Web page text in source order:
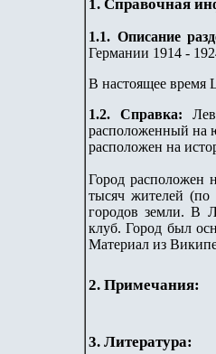
1. Справочная
1.1. Описание
Германии 1914 -
В настоящее время
1.2. Справка:
расположенный на
расположен на
Город расположен
тысяч жителей (по
городов земли. В
клуб. Город был
Материал из
2. Примечания:
3. Литература: